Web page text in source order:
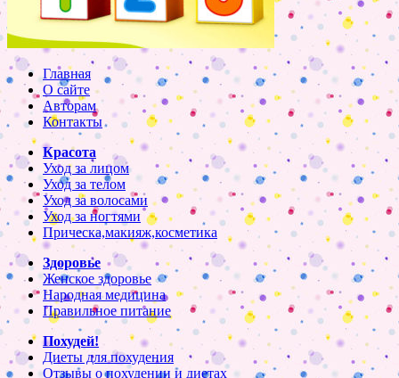
Главная
О сайте
Авторам
Контакты
Красота
Уход за лицом
Уход за телом
Уход за волосами
Уход за ногтями
Прическа,макияж,косметика
Здоровье
Женское здоровье
Народная медицина
Правильное питание
Похудей!
Диеты для похудения
Отзывы о похудении и диетах